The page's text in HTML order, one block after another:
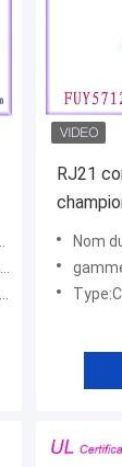
RJ21
Nom
gamme